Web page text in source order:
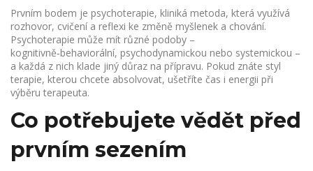
Prvním bodem je psychoterapie, kliniká metoda, která využívá
rozhovor, cvičení a reflexi ke změně myšlenek a chování.
Psychoterapie může mít různé podoby –
kognitivně‑behaviorální, psychodynamickou nebo systemickou –
a každá z nich klade jiný důraz na přípravu. Pokud znáte styl
terapie, kterou chcete absolvovat, ušetříte čas i energii při
výběru terapeuta.
Co potřebujete vědět před
prvním sezením